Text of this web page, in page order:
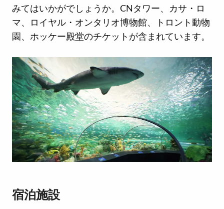
みてはいかがでしょうか。CNタワー、カサ・ロ
マ、ロイヤル・オンタリオ博物館、トロント動物
園、ホッケー殿堂のチケットが含まれています。
宿泊施設